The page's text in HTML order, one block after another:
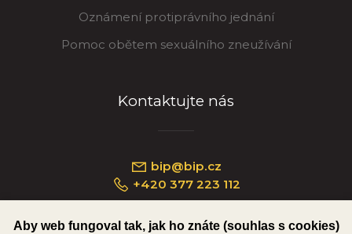
Oznámení protiprávního jednání
Pomoc obětem sexuálního zneužívání
Kontaktujte nás
bip@bip.cz
+420 377 223 112
Aby web fungoval tak, jak ho znáte (souhlas s cookies)